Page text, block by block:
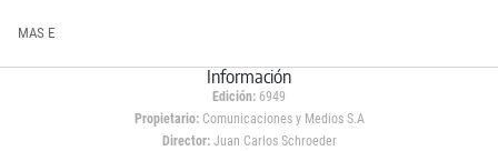
MAS E
Información
Edición: 6949
Propietario:Comunicaciones y Medios S.A
Director: Juan Carlos Schroeder